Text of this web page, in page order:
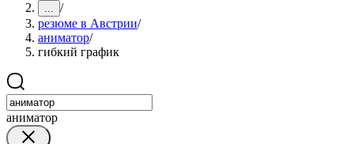
... /
резюме в Австрии/
аниматор/
гибкий график
аниматор